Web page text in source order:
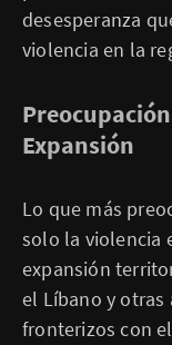
desesperanza
violencia en la
Expansión
Lo que más
solo la violencia
expansión
el Líbano y otras
fronterizos con